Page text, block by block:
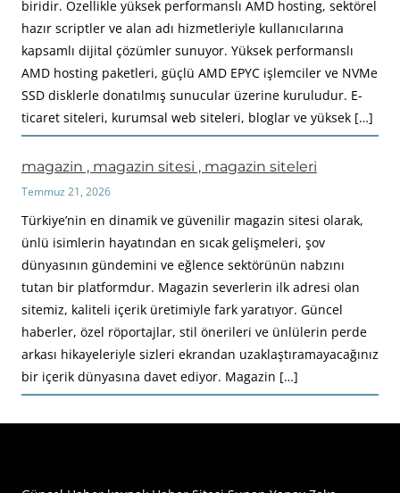
biridir. Özellikle yüksek performanslı AMD hosting, sektörel
hazır scriptler ve alan adı hizmetleriyle kullanıcılarına
kapsamlı dijital çözümler sunuyor. Yüksek performanslı
AMD hosting paketleri, güçlü AMD EPYC işlemciler ve NVMe
SSD disklerle donatılmış sunucular üzerine kuruludur. E-
ticaret siteleri, kurumsal web siteleri, bloglar ve yüksek […]
magazin , magazin sitesi , magazin siteleri
Temmuz 21, 2026
Türkiye’nin en dinamik ve güvenilir magazin sitesi olarak,
ünlü isimlerin hayatından en sıcak gelişmeleri, şov
dünyasının gündemini ve eğlence sektörünün nabzını
tutan bir platformdur. Magazin severlerin ilk adresi olan
sitemiz, kaliteli içerik üretimiyle fark yaratıyor. Güncel
haberler, özel röportajlar, stil önerileri ve ünlülerin perde
arkası hikayeleriyle sizleri ekrandan uzaklaştıramayacağınız
bir içerik dünyasına davet ediyor. Magazin […]